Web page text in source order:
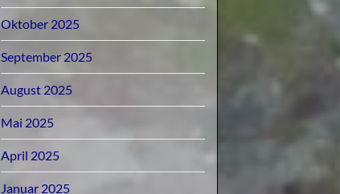
Oktober 2025
September 2025
August 2025
Mai 2025
April 2025
Januar 2025